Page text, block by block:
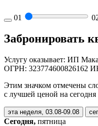
01
Забронировать
Услугу оказывает: ИП
ОГРН: 323774600826162
Этим значком отмечены
с лучшей ценой на сегодня
эта неделя, 03.08-09.08
Сегодня, пятница